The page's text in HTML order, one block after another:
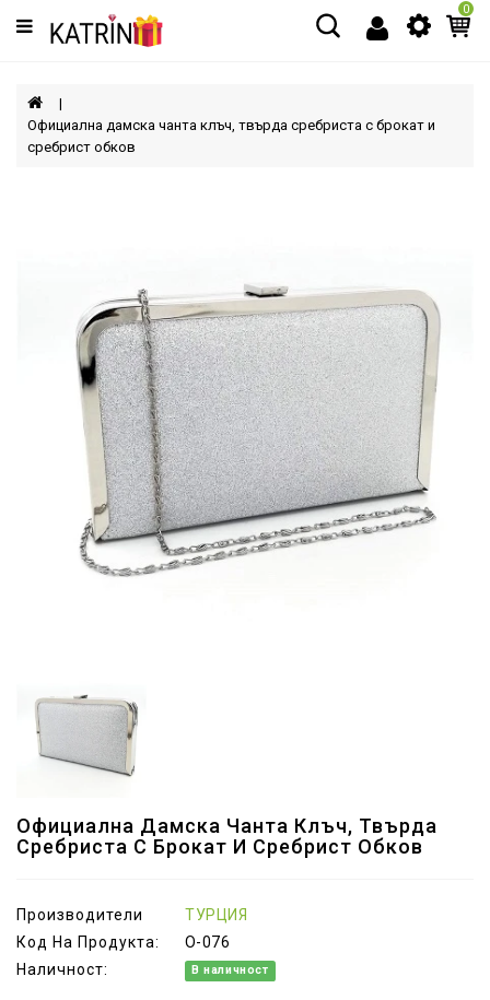
Категории
МЪЖЕ
ЖЕНИ
0
Официална дамска чанта клъч, твърда сребриста с брокат и
сребрист обков
Официална Дамска Чанта Клъч, Твърда
Сребриста С Брокат И Сребрист Обков
Производители
ТУРЦИЯ
Код На Продукта:
O-076
Наличност:
В наличност